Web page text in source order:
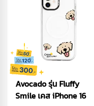
Avocado รุ่น Fluffy
Smile เคส iPhone 16